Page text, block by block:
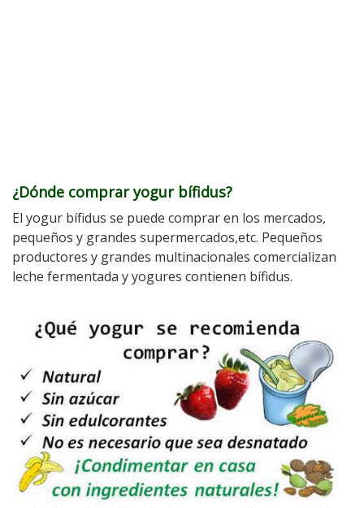
¿Dónde comprar yogur bífidus?
El yogur bífidus se puede comprar en los mercados,
pequeños y grandes supermercados,etc. Pequeños
productores y grandes multinacionales comercializan
leche fermentada y yogures contienen bífidus.